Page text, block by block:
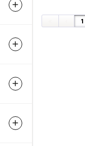
1